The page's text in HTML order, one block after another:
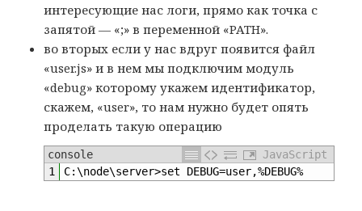
интересующие нас логи, прямо как точка с
запятой — «;» в переменной «PATH».
во вторых если у нас вдруг появится файл
«user.js» и в нем мы подключим модуль
«debug» которому укажем идентификатор,
скажем, «user», то нам нужно будет опять
проделать такую операцию
console
JavaScript
1
C:\node\server>set DEBUG=user,%DEBUG%